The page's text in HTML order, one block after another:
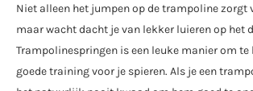
Niet alleen het jumpen op de trampoline zorgt
maar wacht dacht je van lekker luieren op het
Trampolinespringen is een leuke manier om te
goede training voor je spieren. Als je een